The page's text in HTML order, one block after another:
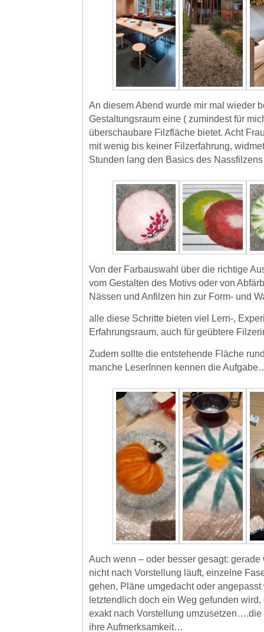
An diesem Abend wurde mir mal wieder
Gestaltungsraum eine ( zumindest für
überschaubare Filzfläche bietet. Acht
mit wenig bis keiner Filzerfahrung,
Stunden lang den Basics des
Von der Farbauswahl über die richtige
vom Gestalten des Motivs oder von
Nässen und Anfilzen hin zur Form- und
alle diese Schritte bieten viel Lern-,
Erfahrungsraum, auch für geübtere
Zudem sollte die entstehende Fläche
manche LeserInnen kennen die
Auch wenn – oder besser gesagt:
nicht nach Vorstellung läuft, einzelne
gehen, Pläne umgedacht oder angepasst
letztendlich doch ein Weg gefunden wird,
exakt nach Vorstellung umzusetzen….die
ihre Aufmerksamkeit…